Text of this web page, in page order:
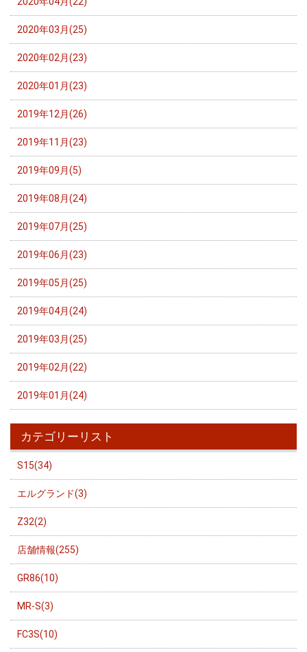
2020年03月(25)
2020年02月(23)
2020年01月(23)
2019年12月(26)
2019年11月(23)
2019年09月(5)
2019年08月(24)
2019年07月(25)
2019年06月(23)
2019年05月(25)
2019年04月(24)
2019年03月(25)
2019年02月(22)
2019年01月(24)
カテゴリーリスト
S15(34)
エルグランド(3)
Z32(2)
店舗情報(255)
GR86(10)
MR-S(3)
FC3S(10)